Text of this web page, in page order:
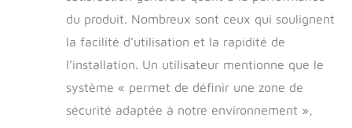
du produit. Nombreux sont ceux qui soulignent
la facilité d’utilisation et la rapidité de
l’installation. Un utilisateur mentionne que le
système « permet de définir une zone de
sécurité adaptée à notre environnement »,